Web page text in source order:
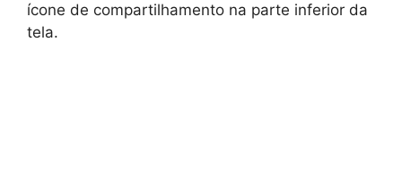
ícone de compartilhamento na parte inferior da
tela.